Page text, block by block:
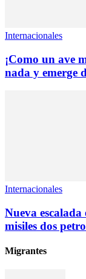
Internacionales
¡Como un ave
nada y emerge
Internacionales
Nueva
misiles dos
Migrantes